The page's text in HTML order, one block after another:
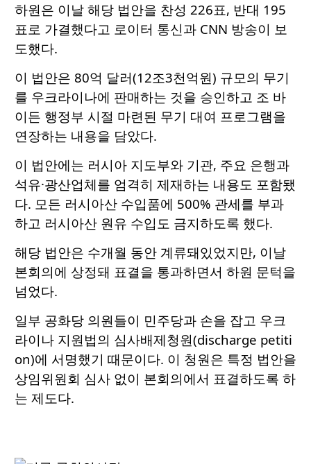
하원은 이날 해당 법안을 찬성 226표, 반대 195
표로 가결했다고 로이터 통신과 CNN 방송이 보
도했다.
이 법안은 80억 달러(12조3천억원) 규모의 무기
를 우크라이나에 판매하는 것을 승인하고 조 바
이든 행정부 시절 마련된 무기 대여 프로그램을
연장하는 내용을 담았다.
이 법안에는 러시아 지도부와 기관, 주요 은행과
석유·광산업체를 엄격히 제재하는 내용도 포함됐
다. 모든 러시아산 수입품에 500% 관세를 부과
하고 러시아산 원유 수입도 금지하도록 했다.
해당 법안은 수개월 동안 계류돼있었지만, 이날
본회의에 상정돼 표결을 통과하면서 하원 문턱을
넘었다.
일부 공화당 의원들이 민주당과 손을 잡고 우크
라이나 지원법의 심사배제청원(discharge petiti
on)에 서명했기 때문이다. 이 청원은 특정 법안을
상임위원회 심사 없이 본회의에서 표결하도록 하
는 제도다.